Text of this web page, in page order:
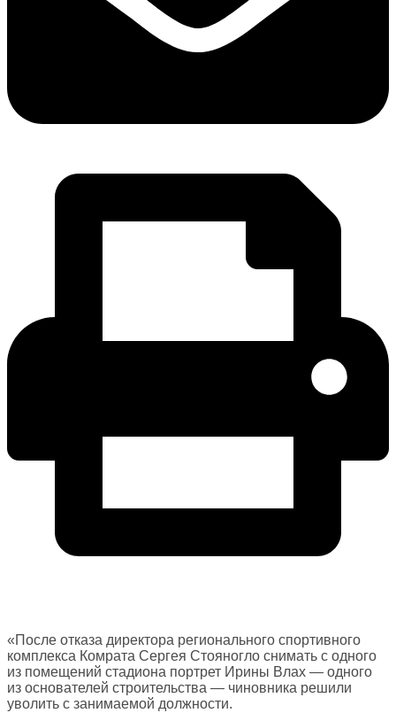
«После отказа директора регионального спортивного
комплекса Комрата Сергея Стояногло снимать с одного
из помещений стадиона портрет Ирины Влах — одного
из основателей строительства — чиновника решили
уволить с занимаемой должности.